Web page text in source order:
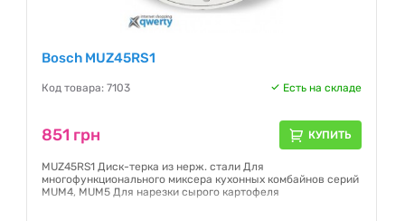
Bosch MUZ45RS1
Код товара: 7103 Есть на складе
851 грн КУПИТЬ
MUZ45RS1 Диск-терка из нерж. стали Для
многофункционального миксера кухонных комбайнов серий
MUM4, MUM5 Для нарезки сырого картофеля